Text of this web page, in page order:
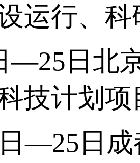
运行、
—25日北
技计划
—25日